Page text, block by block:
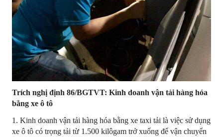
Trích nghị định 86/BGTVT: Kinh doanh vận tải hàng hóa
bằng xe ô tô
1. Kinh doanh vận tải hàng hóa bằng xe taxi tải là việc sử dụng
xe ô tô có trọng tải từ 1.500 kilôgam trở xuống để vận chuyển